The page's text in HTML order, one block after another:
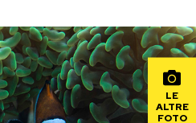
Mondiali calcio 2026
LE
ALTRE
FOTO